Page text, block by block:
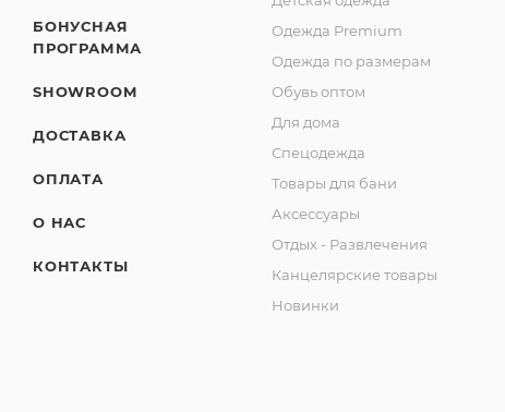
БОНУСНАЯ
ПРОГРАММА
SHOWROOM
ДОСТАВКА
ОПЛАТА
О НАС
КОНТАКТЫ
Одежда Premium
Одежда по размерам
Обувь оптом
Для дома
Спецодежда
Товары для бани
Аксессуары
Отдых - Развлечения
Канцелярские товары
Новинки